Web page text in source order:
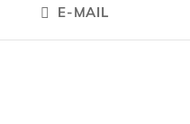
E-MAIL